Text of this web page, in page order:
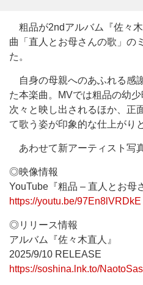
粗品が2ndアルバム『佐々
曲「直人とお母さんの歌」の
た。
自身の母親へのあふれる感
た本楽曲。MVでは粗品の幼
次々と映し出されるほか、正
て歌う姿が印象的な仕上がり
あわせて新アーティスト写
◎映像情報
YouTube『粗品 – 直人とお母
https://youtu.be/97En8lVRDkE
◎リリース情報
アルバム『佐々木直人』
2025/9/10 RELEASE
https://soshina.lnk.to/